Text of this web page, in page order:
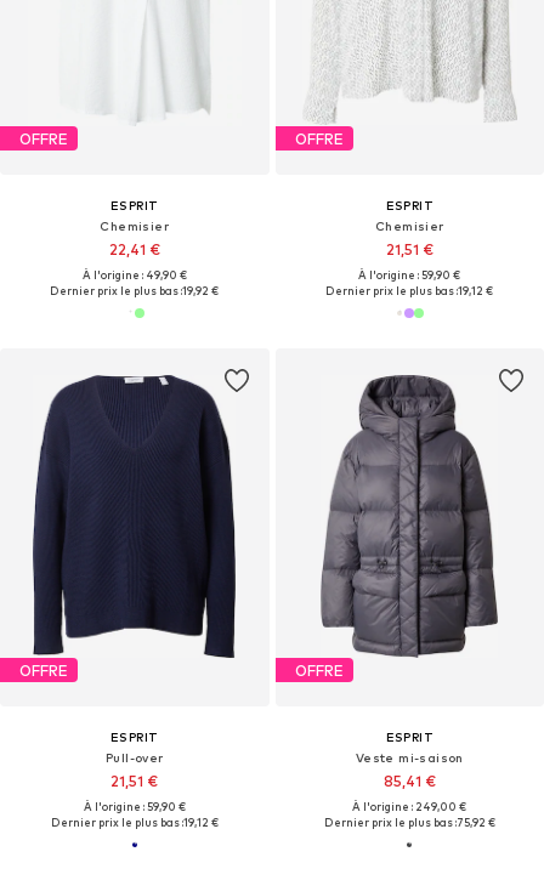
OFFRE
ESPRIT
Chemisier
22,41 €
À l'origine : 49,90 €
Dernier prix le plus bas :19,92 €
OFFRE
ESPRIT
Chemisier
21,51 €
À l'origine : 59,90 €
Dernier prix le plus bas :19,12 €
OFFRE
ESPRIT
Pull-over
21,51 €
À l'origine : 59,90 €
Dernier prix le plus bas :19,12 €
OFFRE
ESPRIT
Veste mi-saison
85,41 €
À l'origine : 249,00 €
Dernier prix le plus bas :75,92 €